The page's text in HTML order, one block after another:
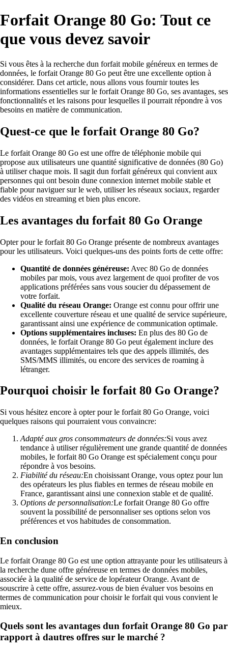
Forfait Orange 80 Go: Tout ce
que vous devez savoir
Si vous êtes à la recherche dun forfait mobile généreux en termes de
données, le forfait Orange 80 Go peut être une excellente option à
considérer. Dans cet article, nous allons vous fournir toutes les
informations essentielles sur le forfait Orange 80 Go, ses avantages, ses
fonctionnalités et les raisons pour lesquelles il pourrait répondre à vos
besoins en matière de communication.
Quest-ce que le forfait Orange 80 Go?
Le forfait Orange 80 Go est une offre de téléphonie mobile qui
propose aux utilisateurs une quantité significative de données (80 Go)
à utiliser chaque mois. Il sagit dun forfait généreux qui convient aux
personnes qui ont besoin dune connexion internet mobile stable et
fiable pour naviguer sur le web, utiliser les réseaux sociaux, regarder
des vidéos en streaming et bien plus encore.
Les avantages du forfait 80 Go Orange
Opter pour le forfait 80 Go Orange présente de nombreux avantages
pour les utilisateurs. Voici quelques-uns des points forts de cette offre:
Quantité de données généreuse: Avec 80 Go de données
mobiles par mois, vous avez largement de quoi profiter de vos
applications préférées sans vous soucier du dépassement de
votre forfait.
Qualité du réseau Orange: Orange est connu pour offrir une
excellente couverture réseau et une qualité de service supérieure,
garantissant ainsi une expérience de communication optimale.
Options supplémentaires incluses: En plus des 80 Go de
données, le forfait Orange 80 Go peut également inclure des
avantages supplémentaires tels que des appels illimités, des
SMS/MMS illimités, ou encore des services de roaming à
létranger.
Pourquoi choisir le forfait 80 Go Orange?
Si vous hésitez encore à opter pour le forfait 80 Go Orange, voici
quelques raisons qui pourraient vous convaincre:
Adapté aux gros consommateurs de données:Si vous avez
tendance à utiliser régulièrement une grande quantité de données
mobiles, le forfait 80 Go Orange est spécialement conçu pour
répondre à vos besoins.
Fiabilité du réseau:En choisissant Orange, vous optez pour lun
des opérateurs les plus fiables en termes de réseau mobile en
France, garantissant ainsi une connexion stable et de qualité.
Options de personnalisation:Le forfait Orange 80 Go offre
souvent la possibilité de personnaliser ses options selon vos
préférences et vos habitudes de consommation.
En conclusion
Le forfait Orange 80 Go est une option attrayante pour les utilisateurs à
la recherche dune offre généreuse en termes de données mobiles,
associée à la qualité de service de lopérateur Orange. Avant de
souscrire à cette offre, assurez-vous de bien évaluer vos besoins en
termes de communication pour choisir le forfait qui vous convient le
mieux.
Quels sont les avantages dun forfait Orange 80 Go par
rapport à dautres offres sur le marché ?